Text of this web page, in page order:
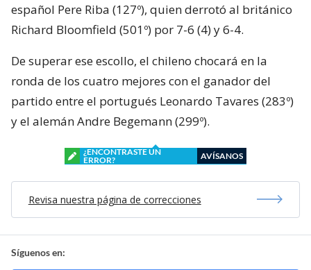
español Pere Riba (127º), quien derrotó al británico
Richard Bloomfield (501º) por 7-6 (4) y 6-4.
De superar ese escollo, el chileno chocará en la
ronda de los cuatro mejores con el ganador del
partido entre el portugués Leonardo Tavares (283º)
y el alemán Andre Begemann (299º).
¿ENCONTRASTE UN
ERROR?
AVÍSANOS
Revisa nuestra página de correcciones
Síguenos en: